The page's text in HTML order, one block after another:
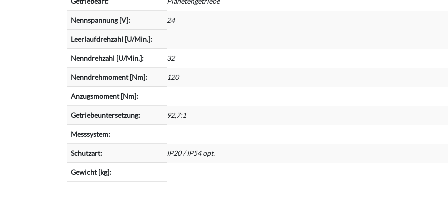
Nennspannung [V]: 24
Leerlaufdrehzahl [U/Min.]:
Nenndrehzahl [U/Min.]: 32
Nenndrehmoment [Nm]: 120
Anzugsmoment [Nm]:
Getriebeuntersetzung: 92,7:1
Messsystem:
Schutzart: IP20 / IP54 opt.
Gewicht [kg]: